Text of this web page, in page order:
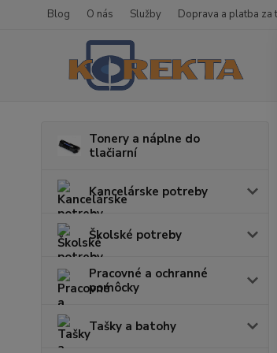
Blog O nás Služby Doprava a platba za
Tonery a náplne do
tlačiarní
Kancelárske potreby
Školské potreby
Pracovné a ochranné
pomôcky
Tašky a batohy